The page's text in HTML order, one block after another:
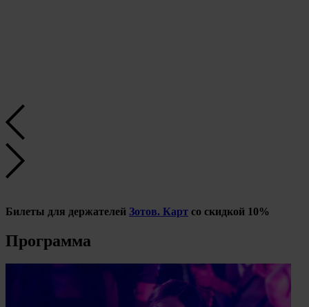
Билеты для держателей Зотов. Карт со скидкой 10%
Программа